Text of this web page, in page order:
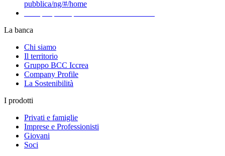
pubblica/ng/#/home
La banca
Chi siamo
Il territorio
Gruppo BCC Iccrea
Company Profile
La Sostenibilità
I prodotti
Privati e famiglie
Imprese e Professionisti
Giovani
Soci